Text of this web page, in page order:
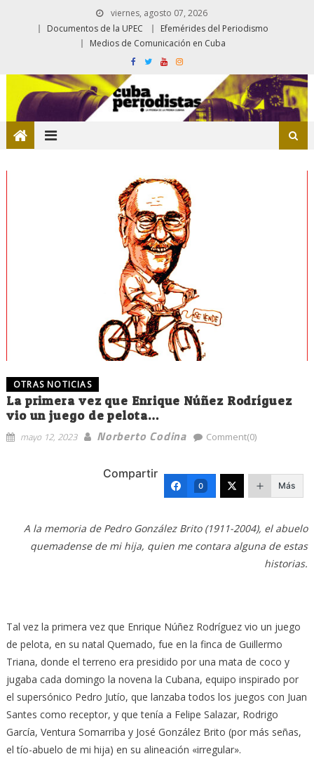
viernes, agosto 07, 2026
Documentos de la UPEC
Efemérides del Periodismo
Medios de Comunicación en Cuba
OTRAS NOTICIAS
La primera vez que Enrique Núñez Rodríguez
vio un juego de pelota…
mayo 12, 2023 Norberto Codina Comment(0)
Compartir
0 Más
A la memoria de Pedro González Brito (1911-2004), el abuelo
quemadense de mi hija, quien me contara alguna de estas
historias.
Tal vez la primera vez que Enrique Núñez Rodríguez vio un juego
de pelota, en su natal Quemado, fue en la finca de Guillermo
Triana, donde el terreno era presidido por una mata de coco y
jugaba cada domingo la novena la Cubana, equipo inspirado por
el supersónico Pedro Jutío, que lanzaba todos los juegos con Juan
Santes como receptor, y que tenía a Felipe Salazar, Rodrigo
García, Ventura Somarriba y José González Brito (por más señas,
el tío-abuelo de mi hija) en su alineación «irregular».